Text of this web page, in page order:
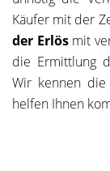
Käufer mit der
der Erlösmit
die Ermittlung
Wir kennen
helfen Ihnen